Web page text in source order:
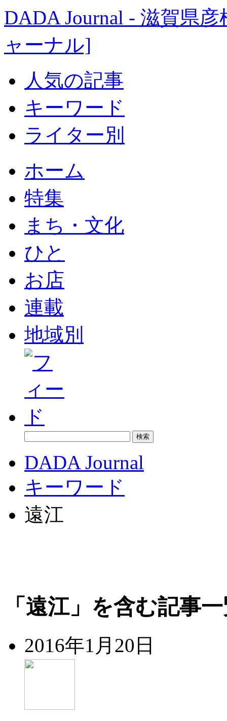
DADA Journal - 滋賀県
ャーナル]
人気の記事
キーワード
ライター別
ホーム
特集
まち・文化
ひと
お店
連載
地域別
DADA Journal
キーワード
遠江
「遠江」を含む記事
2016年1月20日